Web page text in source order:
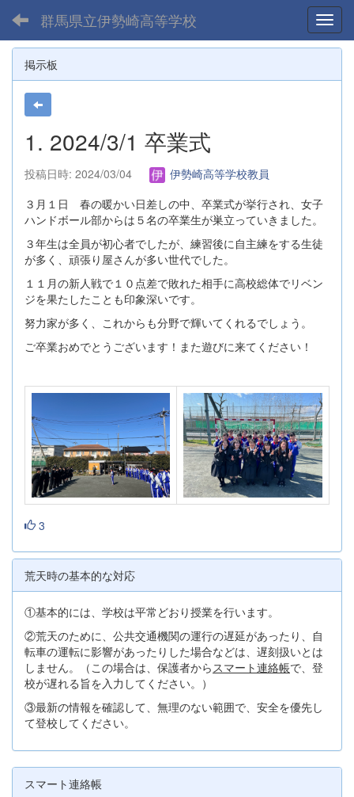
群馬県立伊勢崎高等学校
掲示板
1. 2024/3/1 卒業式
投稿日時: 2024/03/04
伊勢崎高等学校教員
３月１日 春の暖かい日差しの中、卒業式が挙行され、女子
ハンドボール部からは５名の卒業生が巣立っていきました。
３年生は全員が初心者でしたが、練習後に自主練をする生徒
が多く、頑張り屋さんが多い世代でした。
１１月の新人戦で１０点差で敗れた相手に高校総体でリベン
ジを果たしたことも印象深いです。
努力家が多く、これからも分野で輝いてくれるでしょう。
ご卒業おめでとうございます！また遊びに来てください！
3
荒天時の基本的な対応
①基本的には、学校は平常どおり授業を行います。
②荒天のために、公共交通機関の運行の遅延があったり、自
転車の運転に影響があったりした場合などは、遅刻扱いとは
しません。（この場合は、保護者からスマート連絡帳で、登
校が遅れる旨を入力してください。）
③最新の情報を確認して、無理のない範囲で、安全を優先し
て登校してください。
スマート連絡帳